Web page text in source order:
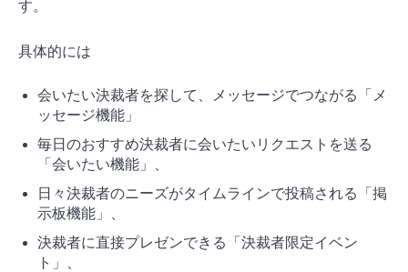
す。
具体的には
会いたい決裁者を探して、メッセージでつながる「メ
ッセージ機能」
毎日のおすすめ決裁者に会いたいリクエストを送る
「会いたい機能」、
日々決裁者のニーズがタイムラインで投稿される「掲
示板機能」、
決裁者に直接プレゼンできる「決裁者限定イベン
ト」、